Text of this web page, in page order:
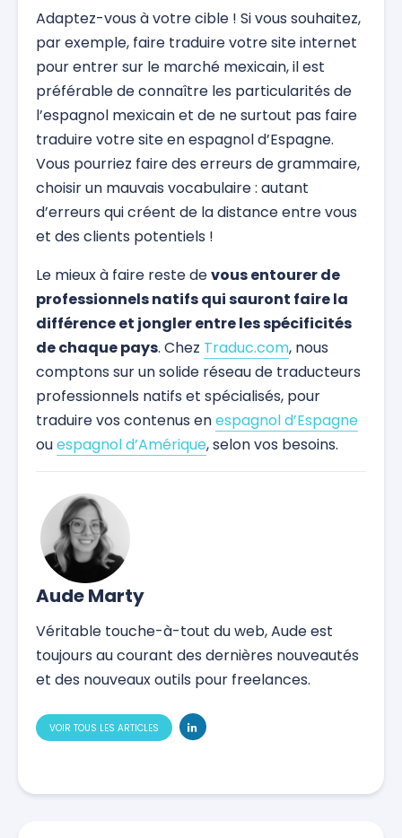
Adaptez-vous à votre cible ! Si vous souhaitez,
par exemple, faire traduire votre site internet
pour entrer sur le marché mexicain, il est
préférable de connaître les particularités de
l’espagnol mexicain et de ne surtout pas faire
traduire votre site en espagnol d’Espagne.
Vous pourriez faire des erreurs de grammaire,
choisir un mauvais vocabulaire : autant
d’erreurs qui créent de la distance entre vous
et des clients potentiels !
Le mieux à faire reste devous entourer de
professionnels natifs qui sauront faire la
différence et jongler entre les spécificités
de chaque pays. Chez Traduc.com, nous
comptons sur un solide réseau de traducteurs
professionnels natifs et spécialisés, pour
traduire vos contenus enespagnol d’Espagne
ouespagnol d’Amérique, selon vos besoins.
Aude Marty
Véritable touche-à-tout du web, Aude est
toujours au courant des dernières nouveautés
et des nouveaux outils pour freelances.
VOIR TOUS LES ARTICLES